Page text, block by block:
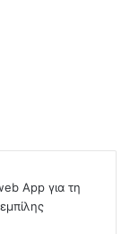
App για τη